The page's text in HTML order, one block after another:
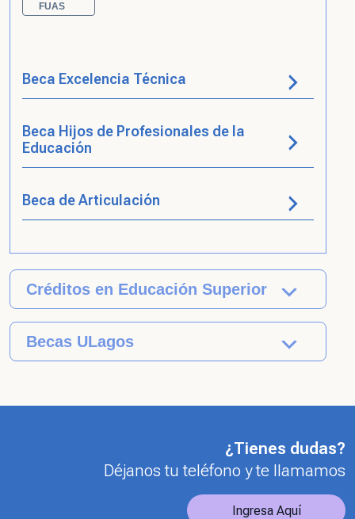
FUAS
Beca Excelencia Técnica
Beca Hijos de Profesionales de la
Educación
Beca de Articulación
Créditos en Educación Superior
Becas ULagos
¿Tienes dudas?
Déjanos tu teléfono y te llamamos
Ingresa Aquí